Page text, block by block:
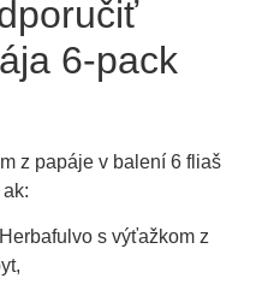
6-pack
z papáje v balení 6 fliaš
s výťažkom z